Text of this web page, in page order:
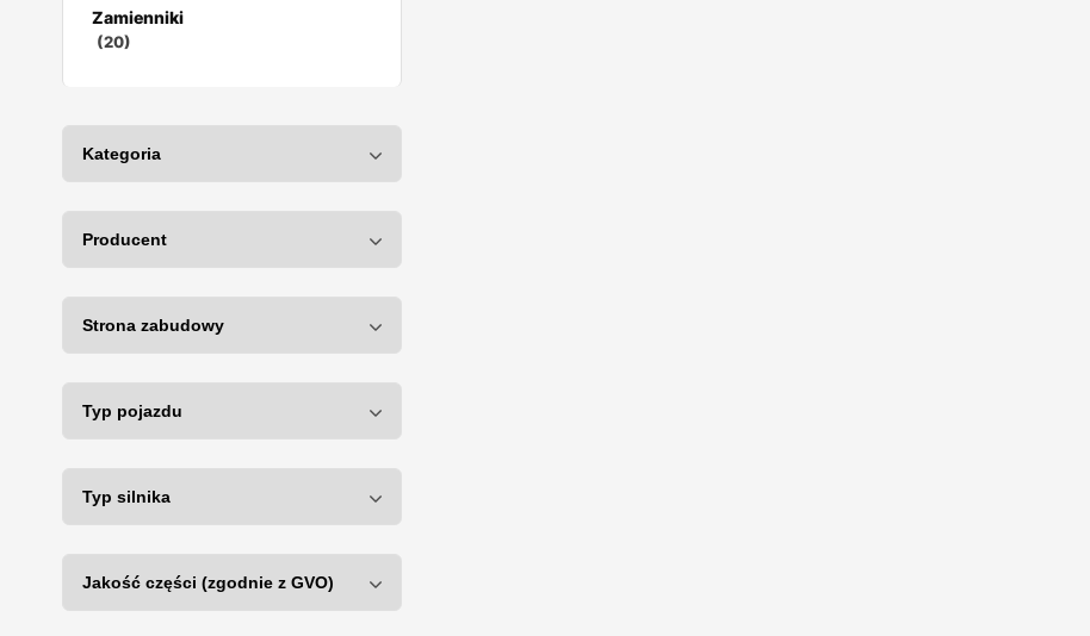
Zamienniki
(20)